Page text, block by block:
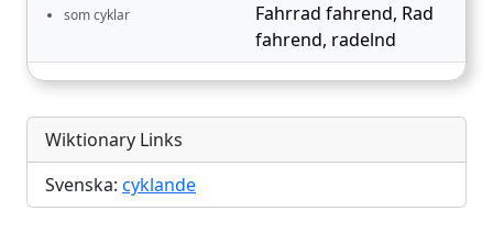
som cyklar Fahrrad fahrend, Rad
fahrend, radelnd
Wiktionary Links
Svenska: cyklande